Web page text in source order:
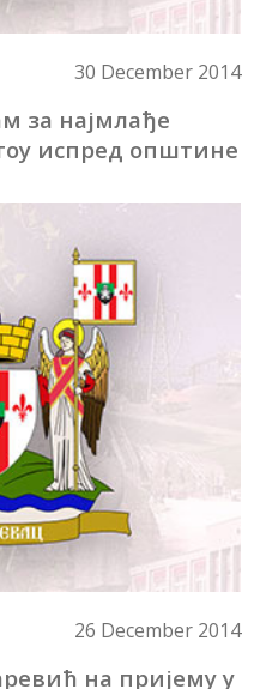
30 December 2014
за најмлађе
испред општине
26 December 2014
на пријему у